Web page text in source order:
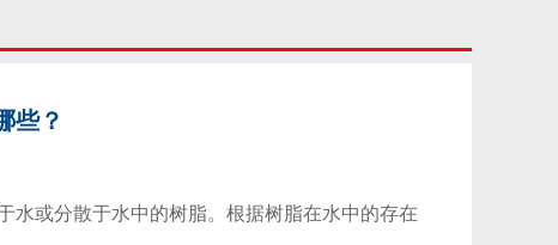
些？
水或分散于水中的树脂。根据树脂在水中的存在